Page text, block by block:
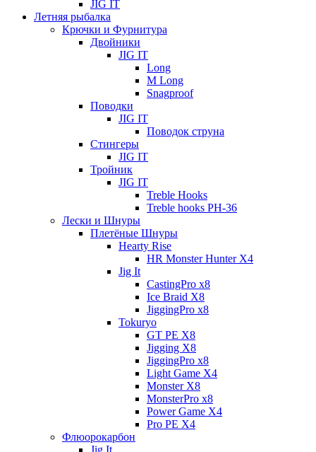
JIG IT
Летняя рыбалка
Крючки и Фурнитура
Двойники
JIG IT
Long
M Long
Snagproof
Поводки
JIG IT
Поводок струна
Стингеры
JIG IT
Тройник
JIG IT
Treble Hooks
Treble hooks PH-36
Лески и Шнуры
Плетёные Шнуры
Hearty Rise
HR Monster Hunter X4
Jig It
CastingPro x8
Ice Braid X8
JiggingPro x8
Tokuryo
GT PE X8
Jigging X8
JiggingPro x8
Light Game X4
Monster X8
MonsterPro x8
Power Game X4
Pro PE X4
Флюорокарбон
Jig It